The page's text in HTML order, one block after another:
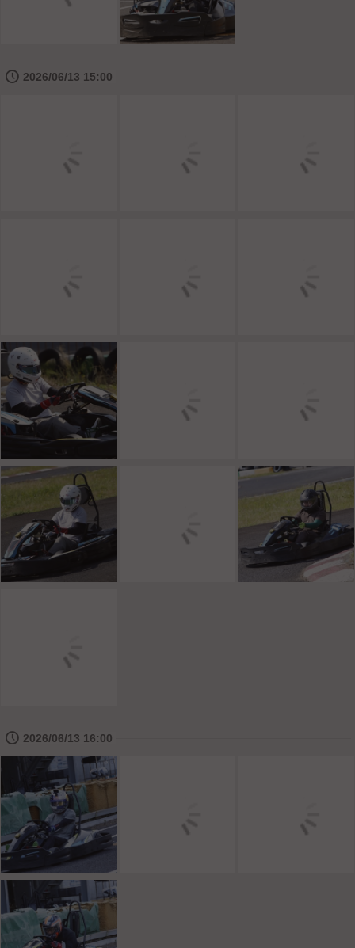
🕔 2026/06/13 15:00
🕔 2026/06/13 16:00